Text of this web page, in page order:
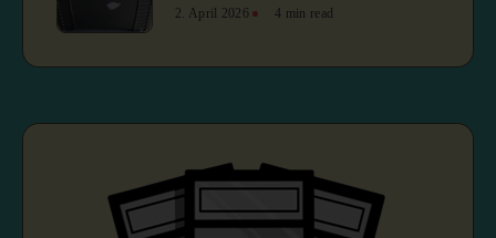
2. April 2026 4 min read